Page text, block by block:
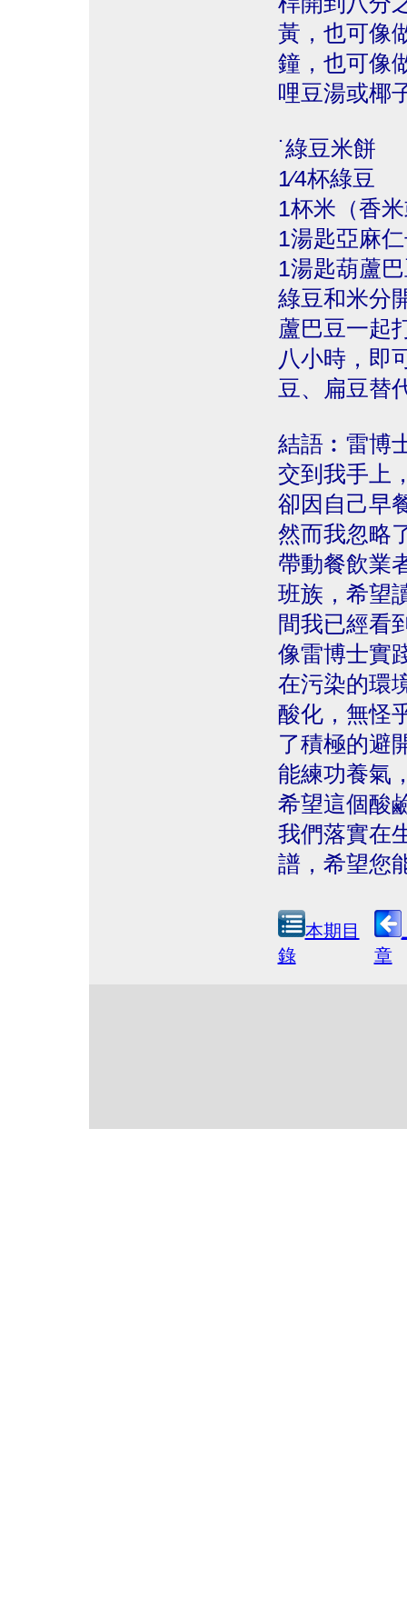
黃，也可像
鐘，也可像
哩豆湯或椰
˙綠豆米餅
1∕4杯綠豆
1杯米（香
1湯匙亞麻
1湯匙葫蘆
綠豆和米分
蘆巴豆一起
八小時，即
豆、扁豆替
結語︰雷博
交到我手上
卻因自己早
然而我忽略
帶動餐飲業
班族，希望
間我已經看
像雷博士實
在污染的環
酸化，無怪
了積極的避
能練功養氣
希望這個酸
我們落實在
譜，希望您
本期目
錄
章